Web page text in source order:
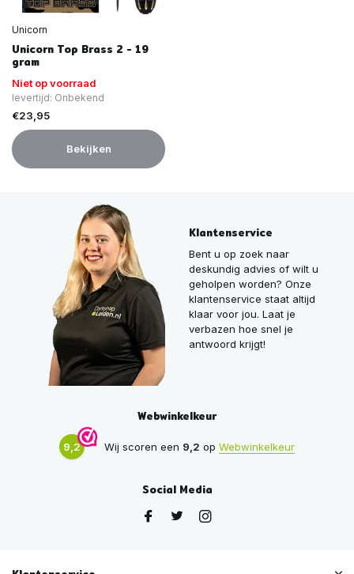
Unicorn
Unicorn Top Brass 2 - 19
gram
Niet op voorraad
levertijd: Onbekend
€23,95
Bekijken
Klantenservice
Bent u op zoek naar
deskundig advies of wilt u
geholpen worden? Onze
klantenservice staat altijd
klaar voor jou. Laat je
verbazen hoe snel je
antwoord krijgt!
Webwinkelkeur
9,2 Wij scoren een 9,2 op Webwinkelkeur
Social Media